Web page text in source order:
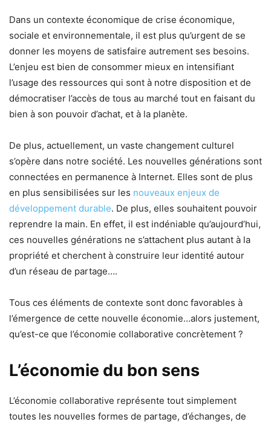
Dans un contexte économique de crise économique,
sociale et environnementale, il est plus qu’urgent de se
donner les moyens de satisfaire autrement ses besoins.
L’enjeu est bien de consommer mieux en intensifiant
l’usage des ressources qui sont à notre disposition et de
démocratiser l’accès de tous au marché tout en faisant du
bien à son pouvoir d’achat, et à la planète.
De plus, actuellement, un vaste changement culturel
s’opère dans notre société. Les nouvelles générations sont
connectées en permanence à Internet. Elles sont de plus
en plus sensibilisées sur les nouveaux enjeux de
développement durable. De plus, elles souhaitent pouvoir
reprendre la main. En effet, il est indéniable qu’aujourd’hui,
ces nouvelles générations ne s’attachent plus autant à la
propriété et cherchent à construire leur identité autour
d’un réseau de partage….
Tous ces éléments de contexte sont donc favorables à
l’émergence de cette nouvelle économie…alors justement,
qu’est-ce que l’économie collaborative concrètement ?
L’économie du bon sens
L’économie collaborative représente tout simplement
toutes les nouvelles formes de partage, d’échanges, de